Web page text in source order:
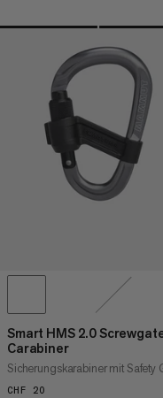
Smart HMS 2.0
Carabiner
Sicherungskarabiner mit Safety
CHF 20